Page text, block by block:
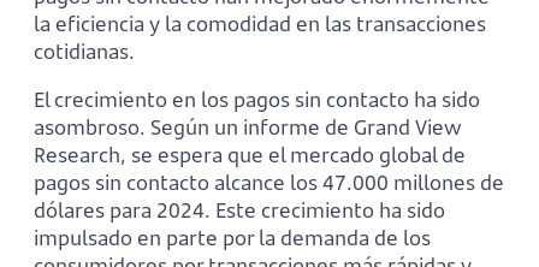
la eficiencia y la comodidad en las transacciones
cotidianas.
El crecimiento en los pagos sin contacto ha sido
asombroso. Según un informe de Grand View
Research, se espera que el mercado global de
pagos sin contacto alcance los 47.000 millones de
dólares para 2024. Este crecimiento ha sido
impulsado en parte por la demanda de los